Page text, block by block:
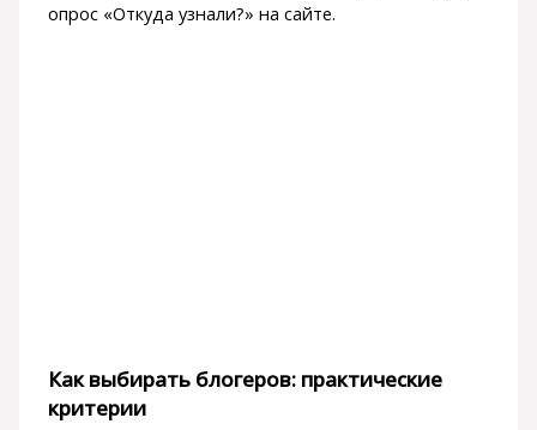
опрос «Откуда узнали?» на сайте.
Как выбирать блогеров: практические
критерии